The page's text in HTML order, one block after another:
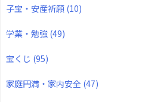
子宝・安産祈願 (10)
学業・勉強 (49)
宝くじ (95)
家庭円満・家内安全 (47)